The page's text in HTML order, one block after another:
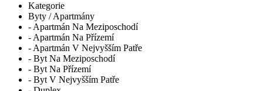
Kategorie
Byty / Apartmány
- Apartmán Na Meziposchodí
- Apartmán Na Přízemí
- Apartmán V Nejvyšším Patře
- Byt Na Meziposchodí
- Byt Na Přízemí
- Byt V Nejvyšším Patře